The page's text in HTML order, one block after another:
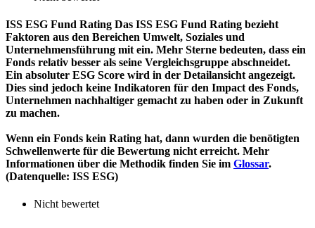
ISS ESG Fund Rating Das ISS ESG Fund Rating bezieht
Faktoren aus den Bereichen Umwelt, Soziales und
Unternehmensführung mit ein. Mehr Sterne bedeuten, dass ein
Fonds relativ besser als seine Vergleichsgruppe abschneidet.
Ein absoluter ESG Score wird in der Detailansicht angezeigt.
Dies sind jedoch keine Indikatoren für den Impact des Fonds,
Unternehmen nachhaltiger gemacht zu haben oder in Zukunft
zu machen.
Wenn ein Fonds kein Rating hat, dann wurden die benötigten
Schwellenwerte für die Bewertung nicht erreicht. Mehr
Informationen über die Methodik finden Sie im Glossar.
(Datenquelle: ISS ESG)
Nicht bewertet